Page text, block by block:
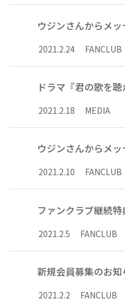
ウジンさんからメ
2021 .2.24 FANCLUB
ドラマ『君の歌を
2021 .2.18 MEDIA
ウジンさんからメ
2021.2.10 FANCLUB
ファンクラブ継続
2021 .2.5 FANCLUB
新規会員募集のお知
2021.2.2 FANCLUB